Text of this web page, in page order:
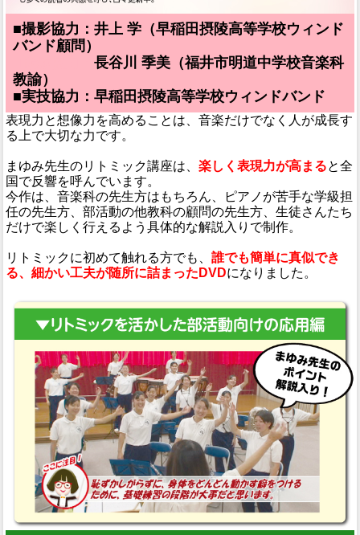
■撮影協力：井上 学（早稲田摂陵高等学校ウィンド
バンド顧問）
長谷川 季美（福井市明道中学校音楽科
教諭）
■実技協力：早稲田摂陵高等学校ウィンドバンド
表現力と想像力を高めることは、音楽だけでなく人が成長す
る上で大切な力です。
まゆみ先生のリトミック講座は、 楽しく表現力が高まると全
国で反響を呼んでいます。
今作は、音楽科の先生方はもちろん、ピアノが苦手な学級担
任の先生方、部活動の他教科の顧問の先生方、生徒さんたち
だけで楽しく行えるよう具体的な解説入りで制作。
リトミックに初めて触れる方でも、 誰でも簡単に真似でき
る、細かい工夫が随所に詰まったDVDになりました。